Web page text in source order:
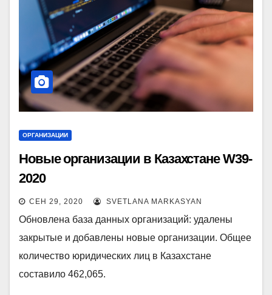
ОРГАНИЗАЦИИ
Новые организации в Казахстане W39-
2020
СЕН 29, 2020 SVETLANA MARKASYAN
Обновлена база данных организаций: удалены
закрытые и добавлены новые организации. Общее
количество юридических лиц в Казахстане
составило 462,065.